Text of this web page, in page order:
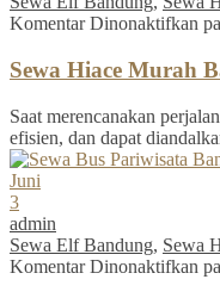
Komentar Dinonaktifkan
Sewa Hiace Murah
Saat merencanakan
efisien, dan dapat
Juni
3
admin
Sewa Elf Bandung, Sewa
Komentar Dinonaktifkan